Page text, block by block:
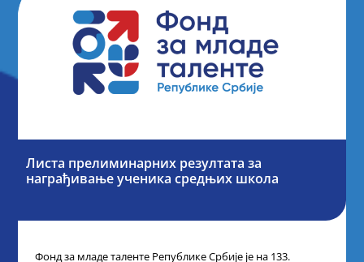
Листа прелиминарних резултата за
награђивање ученика средњих школа
Фонд за младе таленте Републике Србије је на 133.